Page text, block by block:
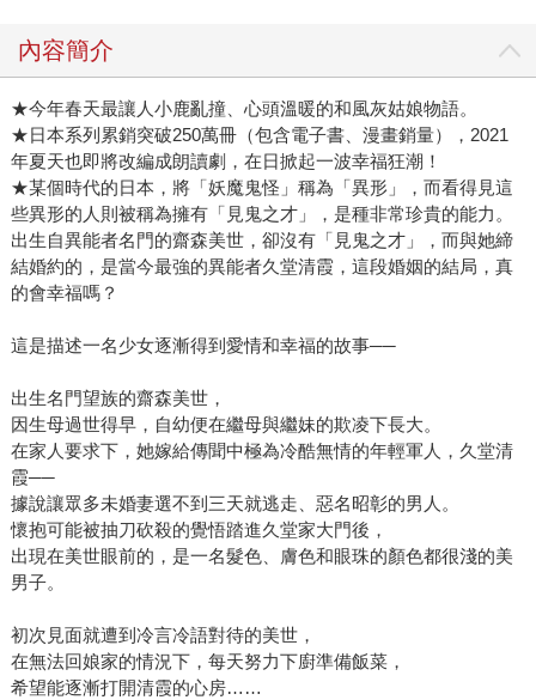
讀來特別新奇浪漫。 《我的幸福婚約》還有一個令人著迷的
設定，也就是經典的反派角色。齋森美世的母親過世後，繼
母生下一名女兒齊森香耶，具備驚人美貌、交際手腕的妹
妹，同時也是異能的擁有者。集三千寵愛於一身的她、對於
沒有異能、沒有後盾的美世相當輕蔑。從小時候同住時的刻
意刁難，到出嫁後仍不能忍受姐姐得到幸福，處處攔阻的情
節，都為這部「和風灰姑娘物語」增添愛恨的刺激。日本當
前出版到第四集，每集故事都讓讀者意猶未盡；清霞反差的
溫柔，一步一步將美世帶回平穩地幸福之中，看似清淡，卻
我希望能再看到妳的笑容。」 不管是透過人氣繪師月岡月?
《我的幸福婚約》中小鹿亂撞和揪心遺憾總是互相伴隨；直
到劇情最後一頁都無法放下書本，因為閱讀時、全員都一致
地期待這場幸福的婚約啊！ ?馬上試閱：
https://reurl.cc/Q7NxR0
內容簡介
★今年春天最讓人小鹿亂撞、心頭溫暖的和風灰姑娘物語。
★日本系列累銷突破250萬冊（包含電子書、漫畫銷量），2021
年夏天也即將改編成朗讀劇，在日掀起一波幸福狂潮！
★某個時代的日本，將「妖魔鬼怪」稱為「異形」，而看得見這
些異形的人則被稱為擁有「見鬼之才」，是種非常珍貴的能力。
出生自異能者名門的齋森美世，卻沒有「見鬼之才」，而與她締
結婚約的，是當今最強的異能者久堂清霞，這段婚姻的結局，真
的會幸福嗎？
這是描述一名少女逐漸得到愛情和幸福的故事──
出生名門望族的齋森美世，
因生母過世得早，自幼便在繼母與繼妹的欺凌下長大。
在家人要求下，她嫁給傳聞中極為冷酷無情的年輕軍人，久堂清
霞──
據說讓眾多未婚妻選不到三天就逃走、惡名昭彰的男人。
懷抱可能被抽刀砍殺的覺悟踏進久堂家大門後，
出現在美世眼前的，是一名髮色、膚色和眼珠的顏色都很淺的美
男子。
初次見面就遭到冷言冷語對待的美世，
在無法回娘家的情況下，每天努力下廚準備飯菜，
希望能逐漸打開清霞的心房……